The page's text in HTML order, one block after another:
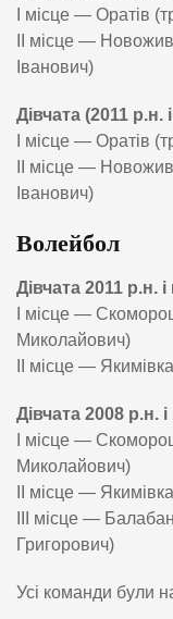
І місце — Оратів
ІІ місце —
Іванович)
Дівчата (2011 р.н.
І місце — Оратів
ІІ місце —
Іванович)
Волейбол
Дівчата 2011 р.н.
І місце —
Миколайович)
ІІ місце —
Дівчата 2008 р.н.
І місце —
Миколайович)
ІІ місце —
ІІІ місце —
Григорович)
Усі команди були